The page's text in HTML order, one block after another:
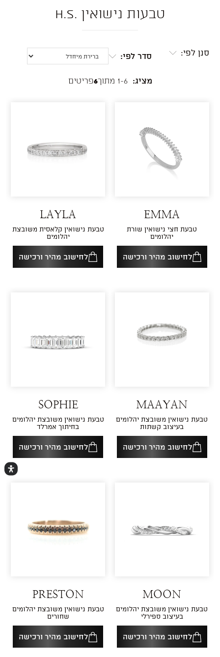
טבעות נישואין .H.S
סנן לפי: סדר לפי:
מציג: 1-6 מתוך 6פריטים
EMMA
טבעת חצי נישואין שורת
יהלומים
לחישוב מהיר ורכישה
LAYLA
טבעת נישואין קלאסית משובצת
יהלומים
לחישוב מהיר ורכישה
MAAYAN
טבעת נישואין משובצת יהלומים
בעיצוב קשתות
לחישוב מהיר ורכישה
SOPHIE
טבעת נישואין משובצת יהלומים
בחיתוך אמרלד
לחישוב מהיר ורכישה
MOON
טבעת נישואין משובצת יהלומים
בעיצוב ספירלי
לחישוב מהיר ורכישה
PRESTON
טבעת נישואין משובצת יהלומים
שחורים
לחישוב מהיר ורכישה